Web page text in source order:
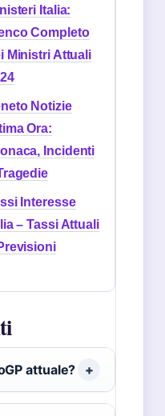
Italia:
Completo
Ministri Attuali
Notizie
Ora:
Incidenti
Interesse
– Tassi Attuali
attuale?